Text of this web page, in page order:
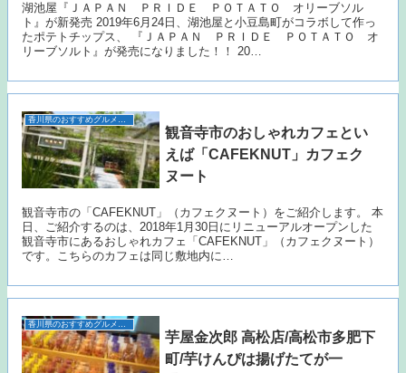
湖池屋『ＪＡＰＡＮ ＰＲＩＤＥ ＰＯＴＡＴＯ オリーブソル
ト』が新発売 2019年6月24日、湖池屋と小豆島町がコラボして作っ
たポテトチップス、 『ＪＡＰＡＮ ＰＲＩＤＥ ＰＯＴＡＴＯ オ
リーブソルト』が発売になりました！！ 20…
観音寺市のおしゃれカフェとい
えば「CAFEKNUT」カフェク
ヌート
観音寺市の「CAFEKNUT」（カフェクヌート）をご紹介します。 本
日、ご紹介するのは、2018年1月30日にリニューアルオープンした
観音寺市にあるおしゃれカフェ「CAFEKNUT」（カフェクヌート）
です。こちらのカフェは同じ敷地内に…
香川県のおすすめグルメ（うどん以外）
芋屋金次郎 高松店/高松市多肥下
町/芋けんぴは揚げたてが一